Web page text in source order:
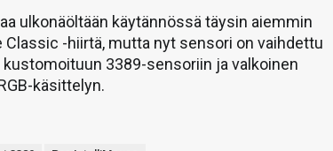
ulkonäöltään käytännössä täysin aiemmin
-hiirtä, mutta nyt sensori on vaihdettu
3389-sensoriin ja valkoinen
käsittelyn.